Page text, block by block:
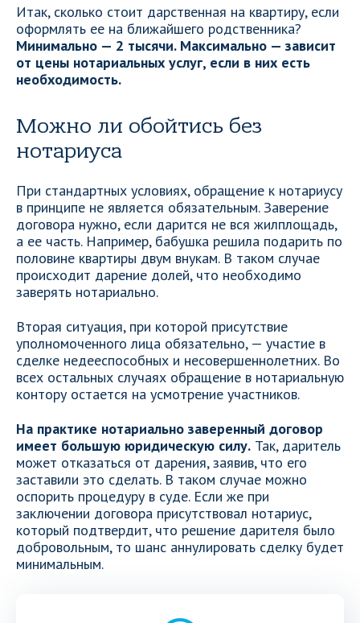
Итак, сколько стоит дарственная на квартиру, если
оформлять ее на ближайшего родственника?
Минимально — 2 тысячи. Максимально — зависит
от цены нотариальных услуг, если в них есть
необходимость.
Можно ли обойтись без
нотариуса
При стандартных условиях, обращение к нотариусу
в принципе не является обязательным. Заверение
договора нужно, если дарится не вся жилплощадь,
а ее часть. Например, бабушка решила подарить по
половине квартиры двум внукам. В таком случае
происходит дарение долей, что необходимо
заверять нотариально.
Вторая ситуация, при которой присутствие
уполномоченного лица обязательно, — участие в
сделке недееспособных и несовершеннолетних. Во
всех остальных случаях обращение в нотариальную
контору остается на усмотрение участников.
На практике нотариально заверенный договор
имеет большую юридическую силу. Так, даритель
может отказаться от дарения, заявив, что его
заставили это сделать. В таком случае можно
оспорить процедуру в суде. Если же при
заключении договора присутствовал нотариус,
который подтвердит, что решение дарителя было
добровольным, то шанс аннулировать сделку будет
минимальным.